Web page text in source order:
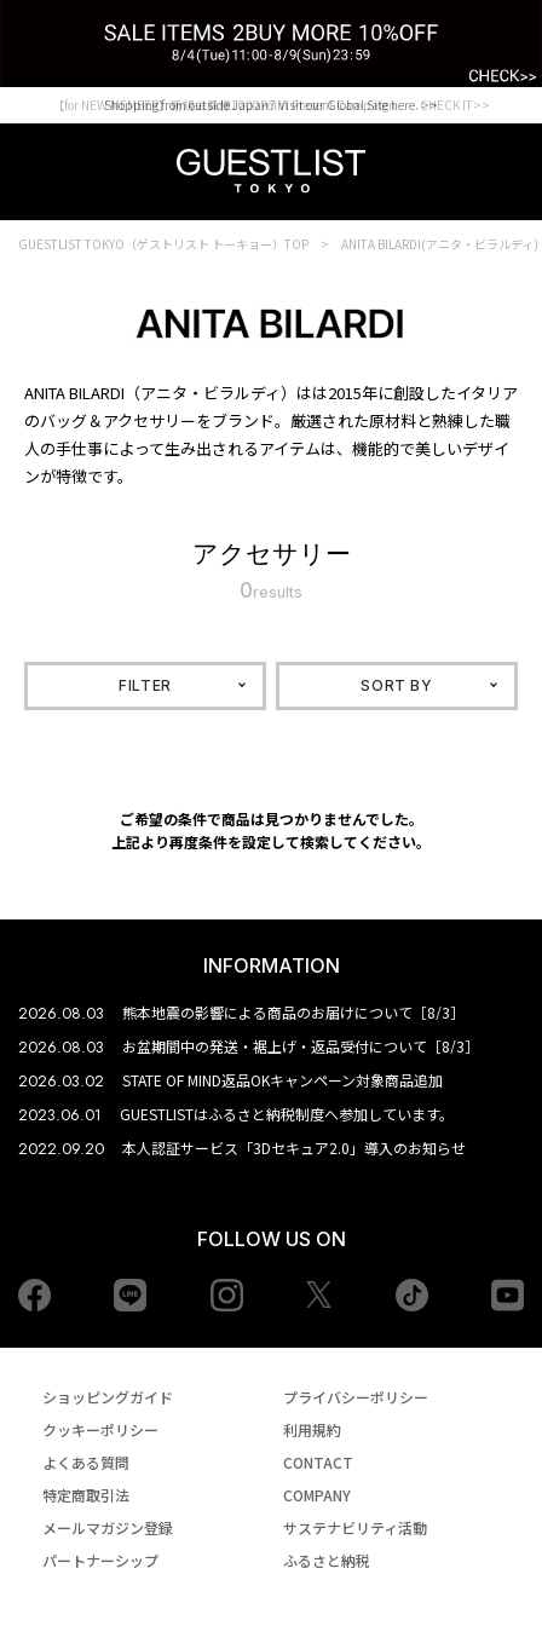
Shopping from outside Japan? Visit our Global Site here. >>
【for NEW MEMBER】新規会員様1000Point Present Campaign CHECK IT>>
GUESTLIST TOKYO（ゲストリスト トーキョー）TOP ANITA BILARDI(アニタ・ビラルディ)
ANITA BILARDI（アニタ・ビラルディ）はは2015年に創設したイタリア
のバッグ＆アクセサリーをブランド。厳選された原材料と熟練した職
人の手仕事によって生み出されるアイテムは、機能的で美しいデザイ
ンが特徴です。
アクセサリー
0results
FILTER SORT BY
ご希望の条件で商品は見つかりませんでした。
上記より再度条件を設定して検索してください。
INFORMATION
2026.08.03 熊本地震の影響による商品のお届けについて［8/3］
2026.08.03 お盆期間中の発送・裾上げ・返品受付について［8/3］
2026.03.02 STATE OF MIND返品OKキャンペーン対象商品追加
2023.06.01 GUESTLISTはふるさと納税制度へ参加しています。
2022.09.20 本人認証サービス「3Dセキュア2.0」導入のお知らせ
FOLLOW US ON
Facebook Instagram tiktok
ショッピングガイド
プライバシーポリシー
クッキーポリシー
利用規約
よくある質問
CONTACT
特定商取引法
COMPANY
メールマガジン登録
サステナビリティ活動
パートナーシップ
ふるさと納税